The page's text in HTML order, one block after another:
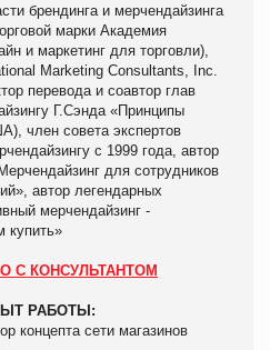
брендинга и мерчендайзинга
марки Академия
и маркетинг для торговли),
Marketing Consultants, Inc.
перевода и соавтор глав
Г.Сэнда «Принципы
член совета экспертов
с 1999 года, автор
для сотрудников
автор легендарных
мерчендайзинг -
купить»
С КОНСУЛЬТАНТОМ
РАБОТЫ:
концепта сети магазинов